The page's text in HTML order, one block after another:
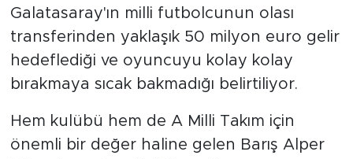
Galatasaray'ın milli futbolcunun olası
transferinden yaklaşık 50 milyon euro gelir
hedeflediği ve oyuncuyu kolay kolay
bırakmaya sıcak bakmadığı belirtiliyor.
Hem kulübü hem de A Milli Takım için
önemli bir değer haline gelen Barış Alper